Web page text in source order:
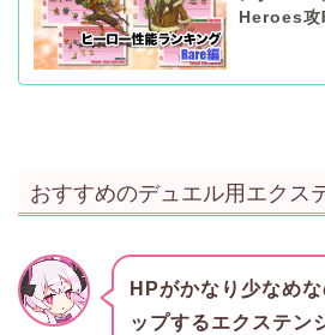
Heroes攻
おすすめのデュエル用エクス
HPがかなり少なめ
ップするエクステン